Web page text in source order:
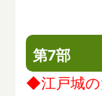
第7部
◆江戸城の